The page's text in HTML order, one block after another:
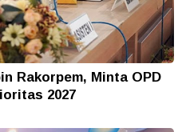
Rakorpem, Minta OPD
2027